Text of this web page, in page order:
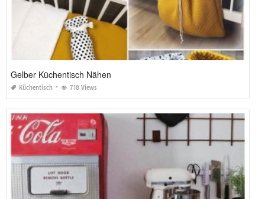
Gelber Küchentisch Nähen
Küchentisch 718 Views